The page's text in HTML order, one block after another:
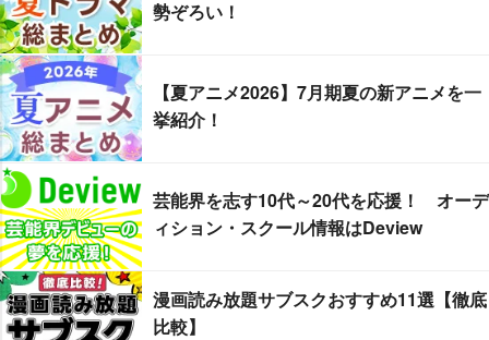
勢ぞろい！
【夏アニメ2026】7月期夏の新アニメを一
挙紹介！
芸能界を志す10代～20代を応援！ オーデ
ィション・スクール情報はDeview
漫画読み放題サブスクおすすめ11選【徹底
比較】